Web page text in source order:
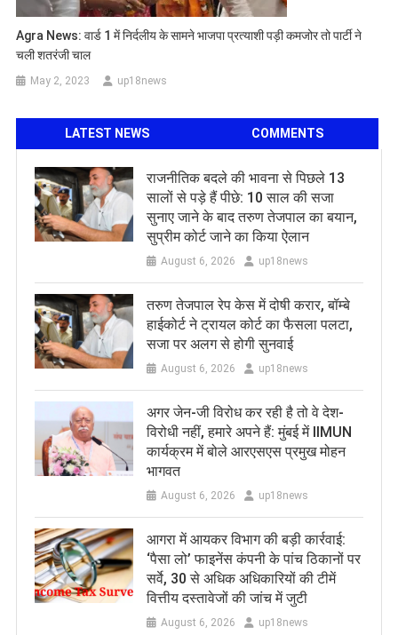
Agra News: वार्ड 1 में निर्दलीय के सामने भाजपा प्रत्याशी पड़ी कमजोर तो पार्टी ने
चली शतरंजी चाल
May 2, 2023 up18news
LATEST NEWS COMMENTS
राजनीतिक बदले की भावना से पिछले 13
सालों से पड़े हैं पीछे: 10 साल की सजा
सुनाए जाने के बाद तरुण तेजपाल का बयान,
सुप्रीम कोर्ट जाने का किया ऐलान
August 6, 2026 up18news
तरुण तेजपाल रेप केस में दोषी करार, बॉम्बे
हाईकोर्ट ने ट्रायल कोर्ट का फैसला पलटा,
सजा पर अलग से होगी सुनवाई
August 6, 2026 up18news
अगर जेन-जी विरोध कर रही है तो वे देश-
विरोधी नहीं, हमारे अपने हैं: मुंबई में IIMUN
कार्यक्रम में बोले आरएसएस प्रमुख मोहन
भागवत
August 6, 2026 up18news
आगरा में आयकर विभाग की बड़ी कार्रवाई:
‘पैसा लो’ फाइनेंस कंपनी के पांच ठिकानों पर
सर्वे, 30 से अधिक अधिकारियों की टीमें
वित्तीय दस्तावेजों की जांच में जुटी
August 6, 2026 up18news